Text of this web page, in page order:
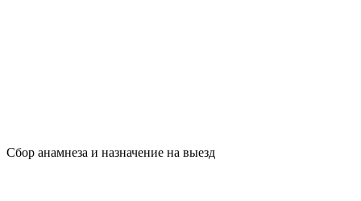
Сбор анамнеза и назначение на выезд